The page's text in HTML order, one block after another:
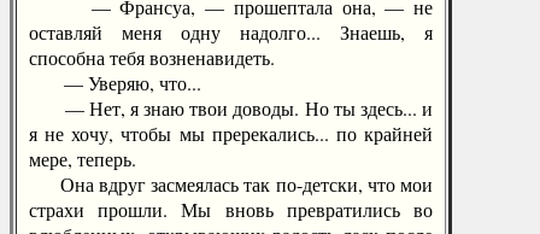
— Франсуа, — прошептала она, — не
оставляй меня одну надолго... Знаешь, я
способна тебя возненавидеть.
— Уверяю, что...
— Нет, я знаю твои доводы. Но ты здесь... и
я не хочу, чтобы мы пререкались... по крайней
мере, теперь.
Она вдруг засмеялась так по-детски, что мои
страхи прошли. Мы вновь превратились во